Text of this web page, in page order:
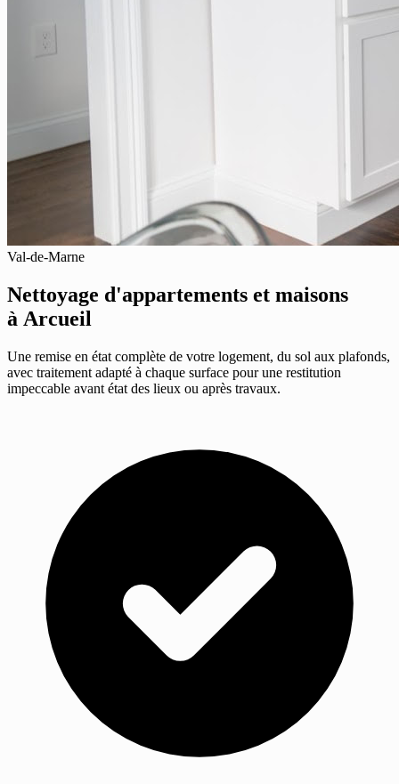
Val-de-Marne
Nettoyage d'appartements et maisons
à Arcueil
Une remise en état complète de votre logement, du sol aux plafonds,
avec traitement adapté à chaque surface pour une restitution
impeccable avant état des lieux ou après travaux.